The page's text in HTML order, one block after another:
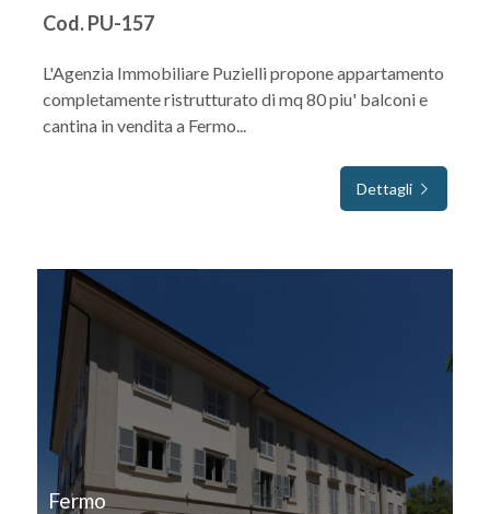
Cod. PU-157
L'Agenzia Immobiliare Puzielli propone appartamento
completamente ristrutturato di mq 80 piu' balconi e
cantina in vendita a Fermo...
Dettagli
Fermo